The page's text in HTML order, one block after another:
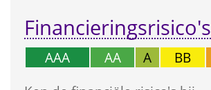
Financierings­risico's
AAA AA A BB